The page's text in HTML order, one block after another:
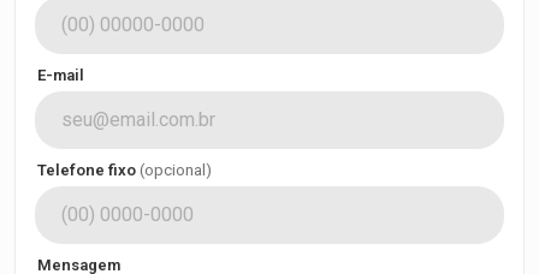
E-mail
Telefone fixo (opcional)
Mensagem